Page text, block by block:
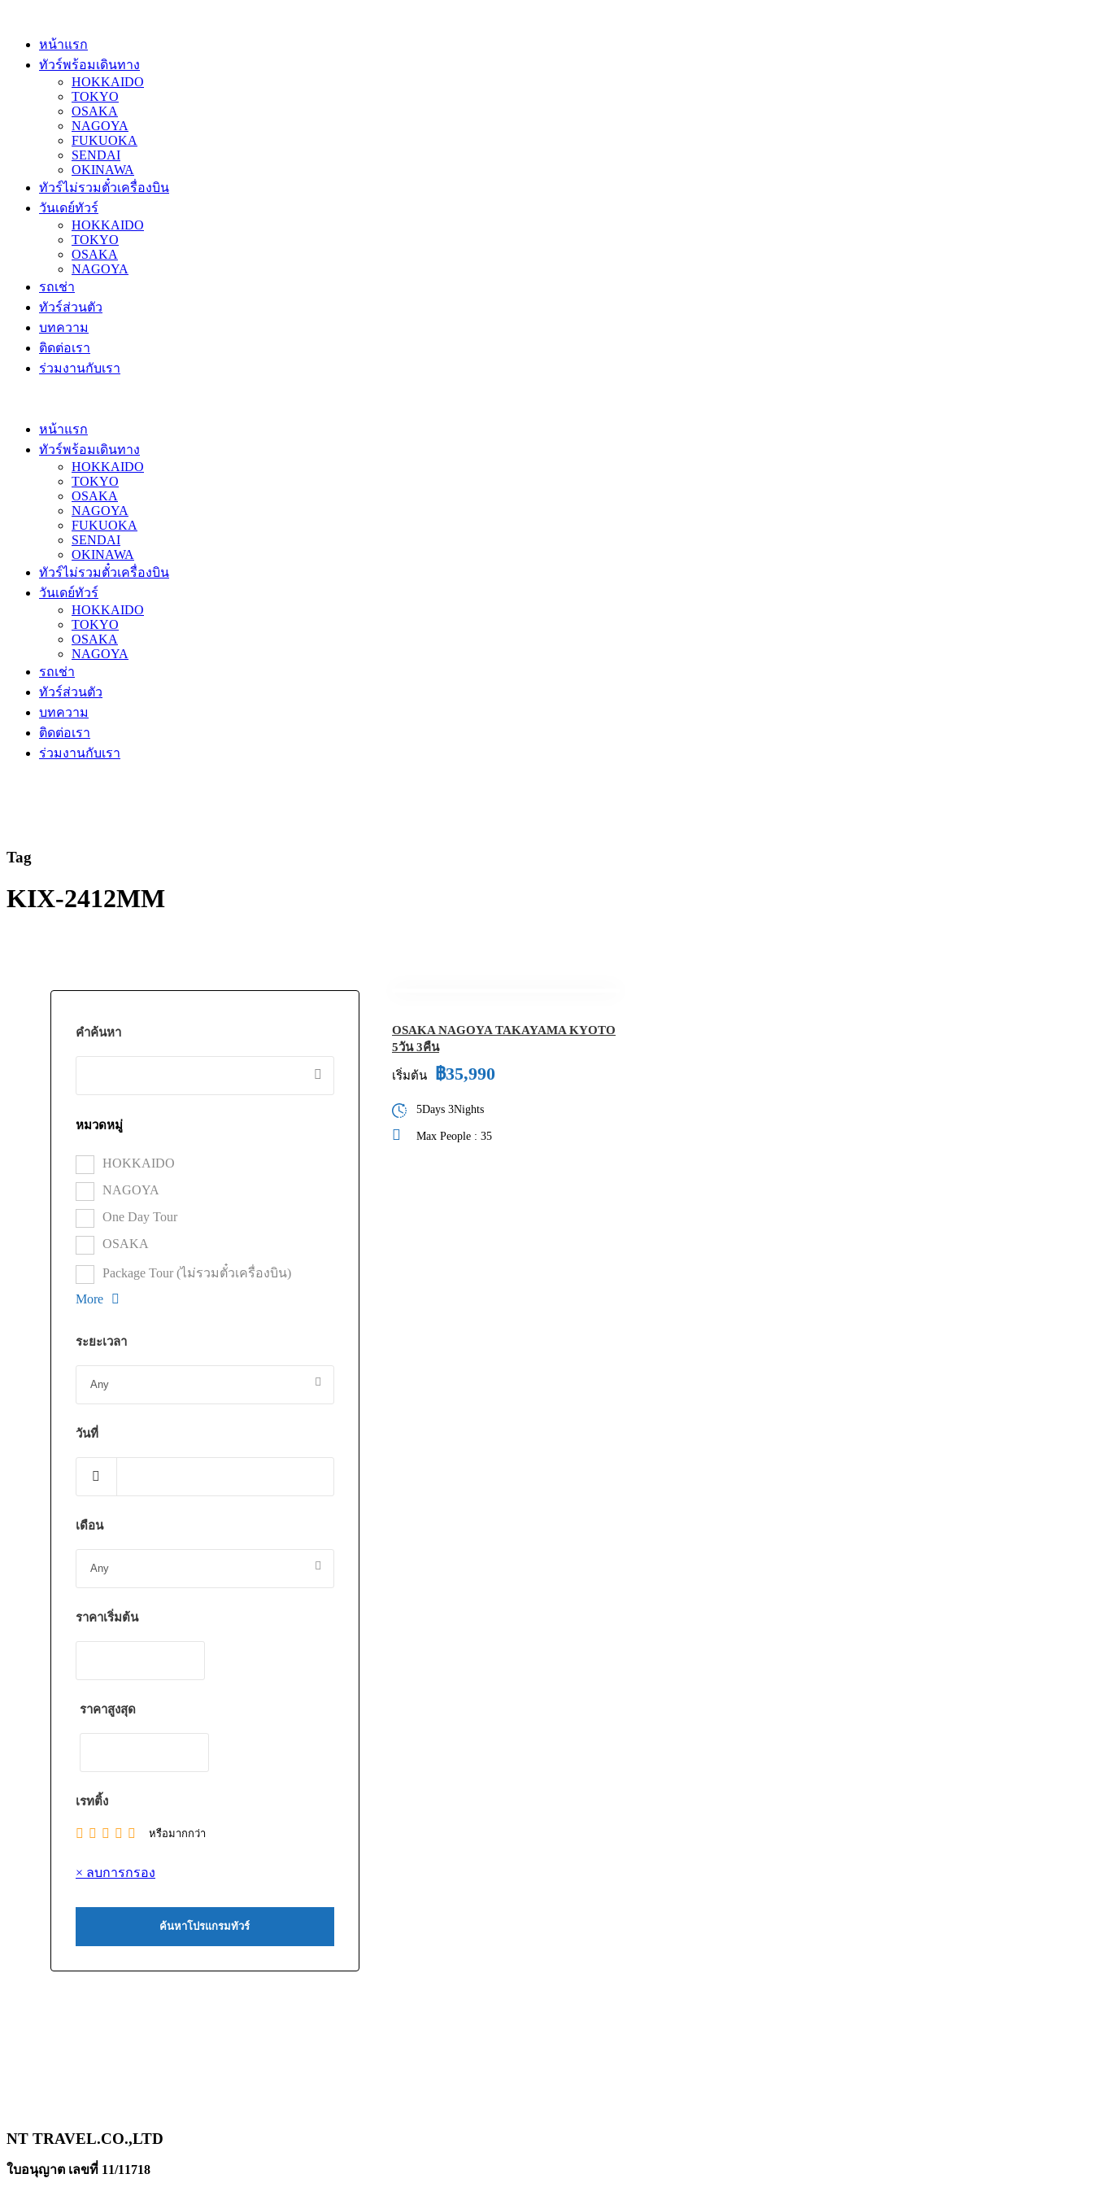
หน้าแรก
ทัวร์พร้อมเดินทาง
HOKKAIDO
TOKYO
OSAKA
NAGOYA
FUKUOKA
SENDAI
OKINAWA
ทัวร์ไม่รวมตั๋วเครื่องบิน
วันเดย์ทัวร์
HOKKAIDO
TOKYO
OSAKA
NAGOYA
รถเช่า
ทัวร์ส่วนตัว
บทความ
ติดต่อเรา
ร่วมงานกับเรา
หน้าแรก
ทัวร์พร้อมเดินทาง
HOKKAIDO
TOKYO
OSAKA
NAGOYA
FUKUOKA
SENDAI
OKINAWA
ทัวร์ไม่รวมตั๋วเครื่องบิน
วันเดย์ทัวร์
HOKKAIDO
TOKYO
OSAKA
NAGOYA
รถเช่า
ทัวร์ส่วนตัว
บทความ
ติดต่อเรา
ร่วมงานกับเรา
Tag
KIX-2412MM
OSAKA NAGOYA TAKAYAMA KYOTO
5วัน 3คืน
เริ่มต้น ฿35,990
5Days 3Nights
Max People : 35
คำค้นหา
หมวดหมู่
HOKKAIDO
NAGOYA
One Day Tour
OSAKA
Package Tour (ไม่รวมตั๋วเครื่องบิน)
More
ระยะเวลา
วันที่
เดือน
ราคาเริ่มต้น
ราคาสูงสุด
เรทติ้ง
หรือมากกว่า
× ลบการกรอง
NT TRAVEL.CO.,LTD
ใบอนุญาต เลขที่ 11/11718